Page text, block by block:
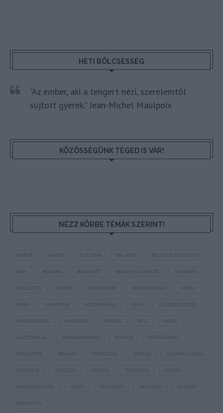
HETI BÖLCSESSÉG
"Az ember, aki a tengert nézi, szerelemtől
sújtott gyerek." Jean-Michel Maulpoix
KÖZÖSSÉGÜNK TÉGED IS VÁR!
NÉZZ KÖRBE TÉMÁK SZERINT!
AUSZTRIA BALATON BELFÖLDI TURIZMUS
BUDAPEST BUDAPEST AIRPORT EMIRATES
FEJLESZTÉS HORVÁTORSZÁG HOTEL
KARANTÉN LÉGIKÖZLEKEDÉS
MAGYARORSZÁG MTÜ MÁLTA
OLASZORSZÁG REPÜLŐJÁRAT
REPÜLŐTÉR STATISZTIKA STRAND SZAKMAI CIKKEK
SZPONZOR SZÁLLODA TERMÁL TURIZMUS UTAZÁS
VAKCINAÚTLEVÉL WIZZAIR
ÚJRANYITÁS